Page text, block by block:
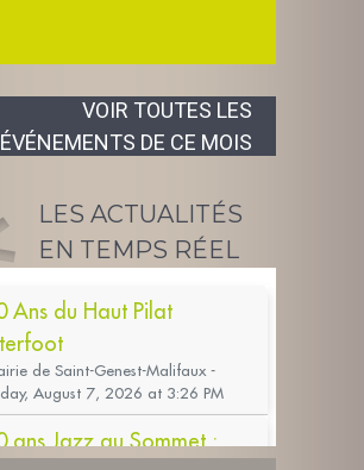
VOIR TOUTES LES
ÉVÉNEMENTS DE CE MOIS
LES ACTUALITÉS
EN TEMPS RÉEL